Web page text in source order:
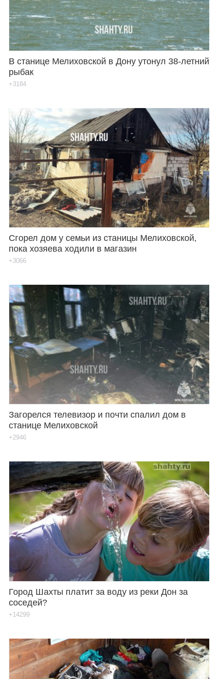
В станице Мелиховской в Дону утонул 38-летний
рыбак
+3184
Сгорел дом у семьи из станицы Мелиховской,
пока хозяева ходили в магазин
+3066
Загорелся телевизор и почти спалил дом в
станице Мелиховской
+2946
Город Шахты платит за воду из реки Дон за
соседей?
+14299